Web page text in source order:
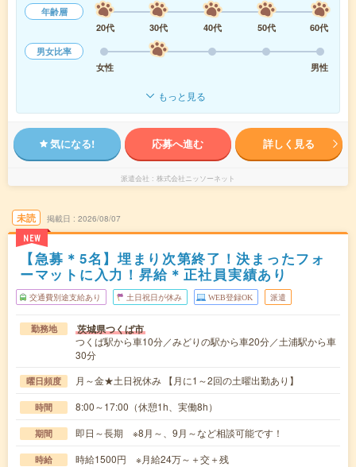
年齢層
20代
30代 40代 50代
60代
男女比率
女性
男性
もっと見る
気になる! 応募へ進む 詳しく見る
派遣会社 株式会社ニッソーネット
未読
NEW
掲載日 2026/08/07
【急募＊5名】埋まり次第終了！決まったフォ
ーマットに入力！昇給＊正社員実績あり
交通費別途支給あり 土日祝日が休み WEB登録OK 派遣
勤務地 茨城県つくば市
つくば駅から車10分／みどりの駅から車20分／土浦駅から車
30分
曜日頻度 月～金★土日祝休み 【月に1～2回の土曜出勤あり】
時間 8:00～17:00（休憩1h、実働8h）
期間 即日～長期 ※8月～、9月～など相談可能です！
時給 時給1500円 ※月給24万～＋交＋残